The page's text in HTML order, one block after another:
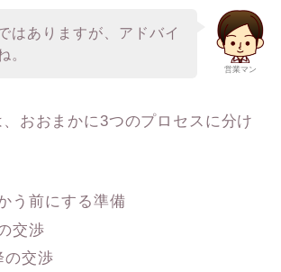
営業マン
はありますが、アドバイ
。
おおまかに3つのプロセスに分け
う前にする準備
交渉
の交渉